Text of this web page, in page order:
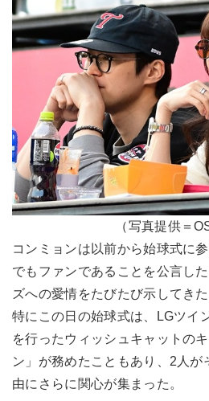
（写真提供＝
コンミョンは以前から始球式に
でもファンであることを公言し
ズへの愛情をたびたび示してきた
特にこの日の始球式は、LGツイ
を行ったウィッシュキャットの
ン」が務めたこともあり、2人が
由にさらに関心が集まった。